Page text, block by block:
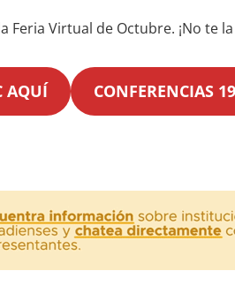
Feria Virtual de Octubre. ¡No te
AQUÍ CONFERENCIAS